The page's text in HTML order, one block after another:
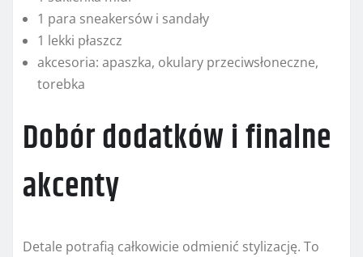
1 para sneakersów i sandały
1 lekki płaszcz
akcesoria: apaszka, okulary przeciwsłoneczne,
torebka
Dobór dodatków i finalne
akcenty
Detale potrafią całkowicie odmienić stylizację. To